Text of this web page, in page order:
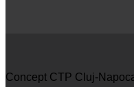
Concept CTP Cluj-